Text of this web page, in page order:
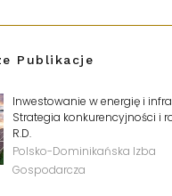
Publikacje
Inwestowanie w energię i
Strategia konkurencyjności i
R.D.
Polsko-Dominikańska Izba
Gospodarcza